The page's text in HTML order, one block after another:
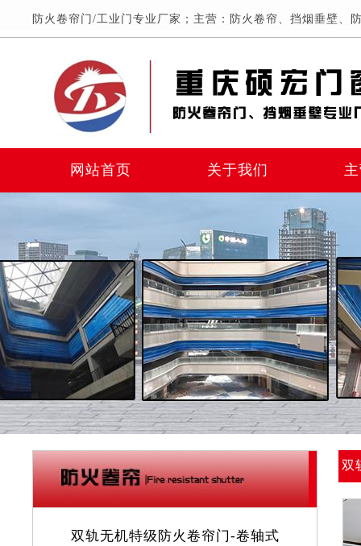
防火卷帘门/工业门专业厂家；主营：防火卷帘、挡烟垂壁、
网站首页 关于我们
双轨无机特级防火卷帘门-卷轴式
双